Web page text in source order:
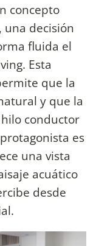
concepto
, una decisión
fluida el
Esta
que la
y que la
conductor
es
una vista
acuático
desde